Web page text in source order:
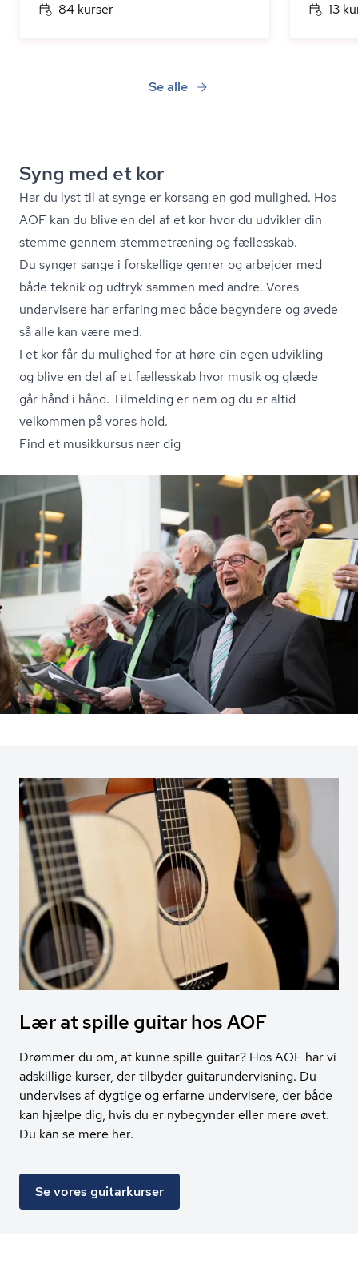
84 kurser 13
Se alle
Syng med et kor
Har du lyst til at synge er korsang en god mulighed. Hos
AOF kan du blive en del af et kor hvor du udvikler din
stemme gennem stemmetræning og fællesskab.
Du synger sange i forskellige genrer og arbejder med
både teknik og udtryk sammen med andre. Vores
undervisere har erfaring med både begyndere og øvede
så alle kan være med.
I et kor får du mulighed for at høre din egen udvikling
og blive en del af et fællesskab hvor musik og glæde
går hånd i hånd. Tilmelding er nem og du er altid
velkommen på vores hold.
Find et musikkursus nær dig
Lær at spille guitar hos AOF
Drømmer du om, at kunne spille guitar? Hos AOF har vi
adskillige kurser, der tilbyder guitarundervisning. Du
undervises af dygtige og erfarne undervisere, der både
kan hjælpe dig, hvis du er nybegynder eller mere øvet.
Du kan se mere her.
Se vores guitarkurser